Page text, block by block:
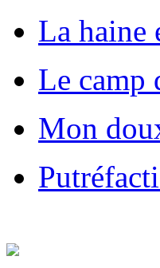
La haine
Le camp
Mon